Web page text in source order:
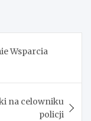
Wsparcia
na celowniku
policji